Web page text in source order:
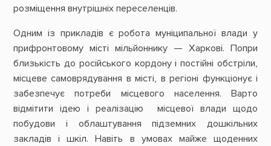
розміщення внутрішніх переселенців.
Одним із прикладів є робота муніципальної влади у
прифронтовому місті мільйоннику — Харкові. Попри
близькість до російського кордону і постійні обстріли,
місцеве самоврядування в місті, в регіоні функціонує і
забезпечує потреби місцевого населення. Варто
відмітити ідею і реалізацію місцевої влади щодо
побудови і облаштування підземних дошкільних
закладів і шкіл. Навіть в умовах майже щоденних